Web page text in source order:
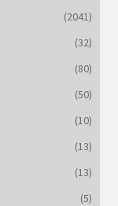
(2041)
(32)
(80)
(50)
(10)
(13)
(13)
(5)